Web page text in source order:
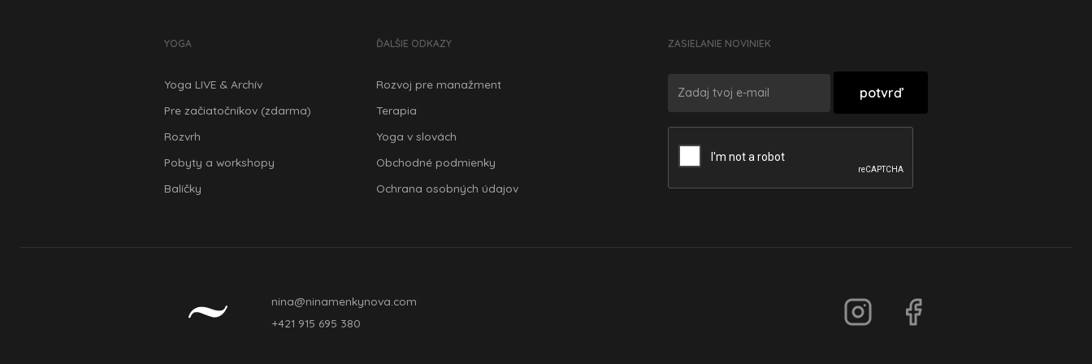
YOGA
Yoga LIVE & Archív
Pre začiatočníkov (zdarma)
Rozvrh
Pobyty a workshopy
Balíčky
ĎALŠIE ODKAZY
Rozvoj pre manažment
Terapia
Yoga v slovách
Obchodné podmienky
Ochrana osobných údajov
ZASIELANIE NOVINIEK
nina@ninamenkynova.com
+421 915 695 380